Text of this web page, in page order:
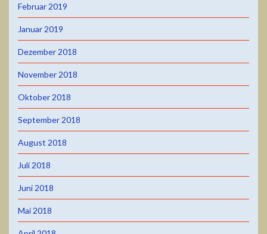
Februar 2019
Januar 2019
Dezember 2018
November 2018
Oktober 2018
September 2018
August 2018
Juli 2018
Juni 2018
Mai 2018